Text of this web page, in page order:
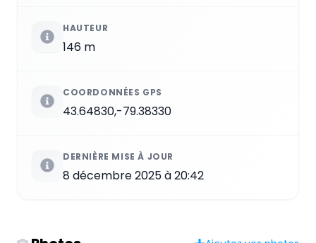
HAUTEUR
146 m
COORDONNÉES GPS
43.64830,-79.38330
DERNIÈRE MISE À JOUR
8 décembre 2025 à 20:42